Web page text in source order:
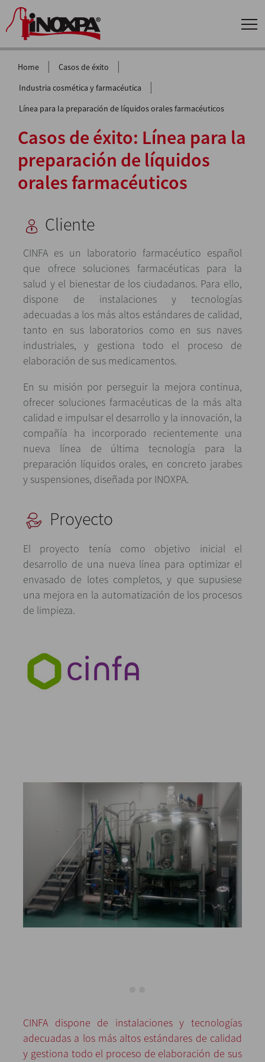
Home | Casos de éxito |
Industria cosmética y farmacéutica |
Línea para la preparación de líquidos orales farmacéuticos
Casos de éxito: Línea para la
preparación de líquidos
orales farmacéuticos
Cliente
CINFA es un laboratorio farmacéutico español
que ofrece soluciones farmacéuticas para la
salud y el bienestar de los ciudadanos. Para ello,
dispone de instalaciones y tecnologías
adecuadas a los más altos estándares de calidad,
tanto en sus laboratorios como en sus naves
industriales, y gestiona todo el proceso de
elaboración de sus medicamentos.
En su misión por perseguir la mejora continua,
ofrecer soluciones farmacéuticas de la más alta
calidad e impulsar el desarrollo y la innovación, la
compañía ha incorporado recientemente una
nueva línea de última tecnología para la
preparación líquidos orales, en concreto jarabes
y suspensiones, diseñada por INOXPA.
Proyecto
El proyecto tenía como objetivo inicial el
desarrollo de una nueva línea para optimizar el
envasado de lotes completos, y que supusiese
una mejora en la automatización de los procesos
de limpieza.
CINFA dispone de instalaciones y tecnologías
adecuadas a los más altos estándares de calidad
y gestiona todo el proceso de elaboración de sus